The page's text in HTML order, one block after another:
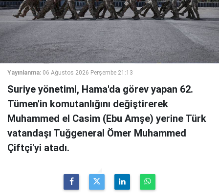
Yayınlanma: 06 Ağustos 2026 Perşembe 21:13
Suriye yönetimi, Hama'da görev yapan 62.
Tümen'in komutanlığını değiştirerek
Muhammed el Casim (Ebu Amşe) yerine Türk
vatandaşı Tuğgeneral Ömer Muhammed
Çiftçi'yi atadı.